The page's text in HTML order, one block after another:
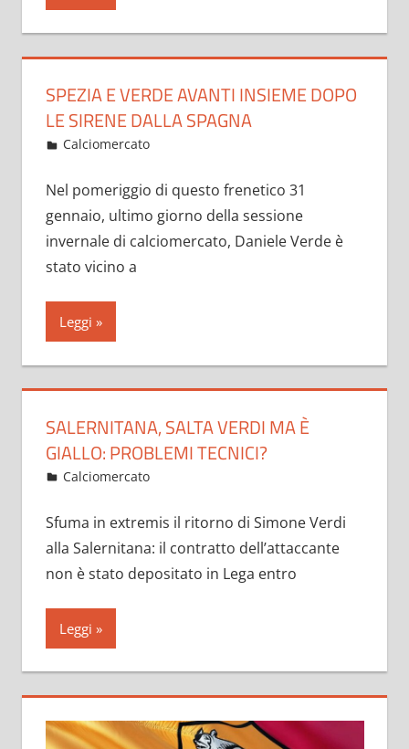
SPEZIA E VERDE AVANTI INSIEME DOPO
LE SIRENE DALLA SPAGNA
Febbraio 1, 2023
admin
Calciomercato
Nel pomeriggio di questo frenetico 31
gennaio, ultimo giorno della sessione
invernale di calciomercato, Daniele Verde è
stato vicino a
Leggi
SALERNITANA, SALTA VERDI MA È
GIALLO: PROBLEMI TECNICI?
Febbraio 1, 2023
admin
Calciomercato
Sfuma in extremis il ritorno di Simone Verdi
alla Salernitana: il contratto dell’attaccante
non è stato depositato in Lega entro
Leggi